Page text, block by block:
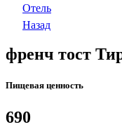
Отель
Назад
френч тост
Пищевая ценность
690